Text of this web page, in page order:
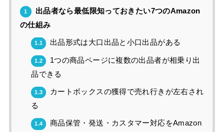
1
出品者なら最低限知っておきたい7つのAmazon
の仕組み
1.1 出品形式は大口出品と小口出品がある
1.2
1つの商品ページに複数の出品者が相乗り出
品できる
1.3
カートボックスの獲得で売れ行きが左右され
る
1.4
商品保管・発送・カスタマー対応をAmazon